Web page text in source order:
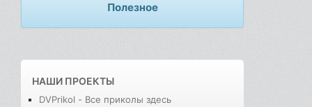
Полезное
НАШИ ПРОЕКТЫ
DVPrikol - Все приколы здесь